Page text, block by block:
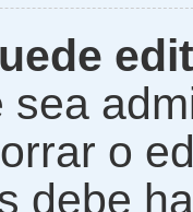
sea
o
debe